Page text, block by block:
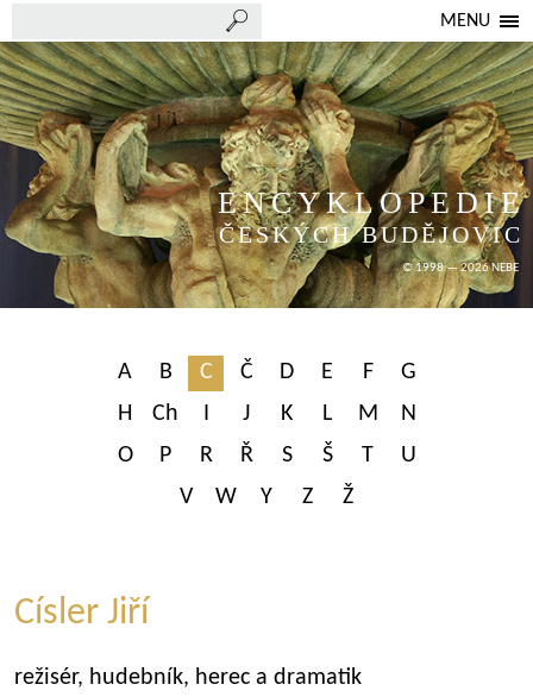
MENU
ENCYKLOPEDIE
ČESKÝCH BUDĚJOVIC
© 1998 — 2026 NEBE
A B C Č D E F
G
H
Ch I J K L M
N
O
P R Ř S Š T
U
V
W Y Z Ž
Císler Jiří
režisér, hudebník, herec a dramatik